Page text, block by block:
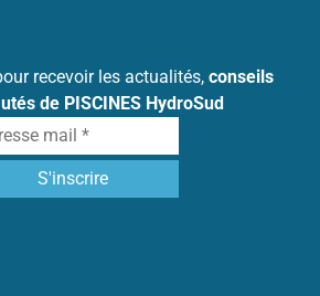
recevoir les actualités, conseils
de PISCINES HydroSud